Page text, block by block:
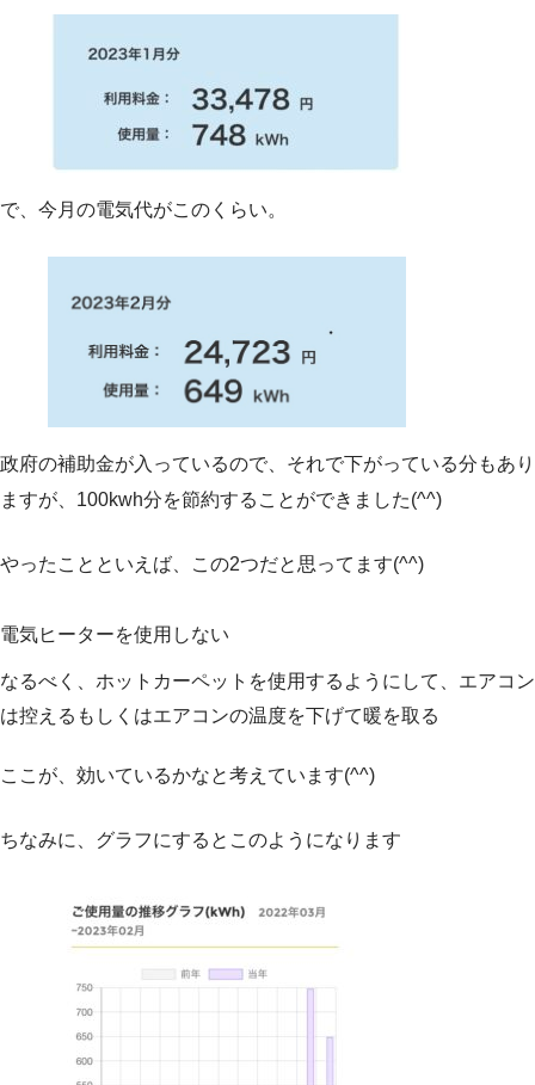
で、今月の電気代がこのくらい。
政府の補助金が入っているので、それで下がっている分もあり
ますが、100kwh分を節約することができました(^^)
やったことといえば、この2つだと思ってます(^^)
電気ヒーターを使用しない
なるべく、ホットカーペットを使用するようにして、エアコン
は控えるもしくはエアコンの温度を下げて暖を取る
ここが、効いているかなと考えています(^^)
ちなみに、グラフにするとこのようになります